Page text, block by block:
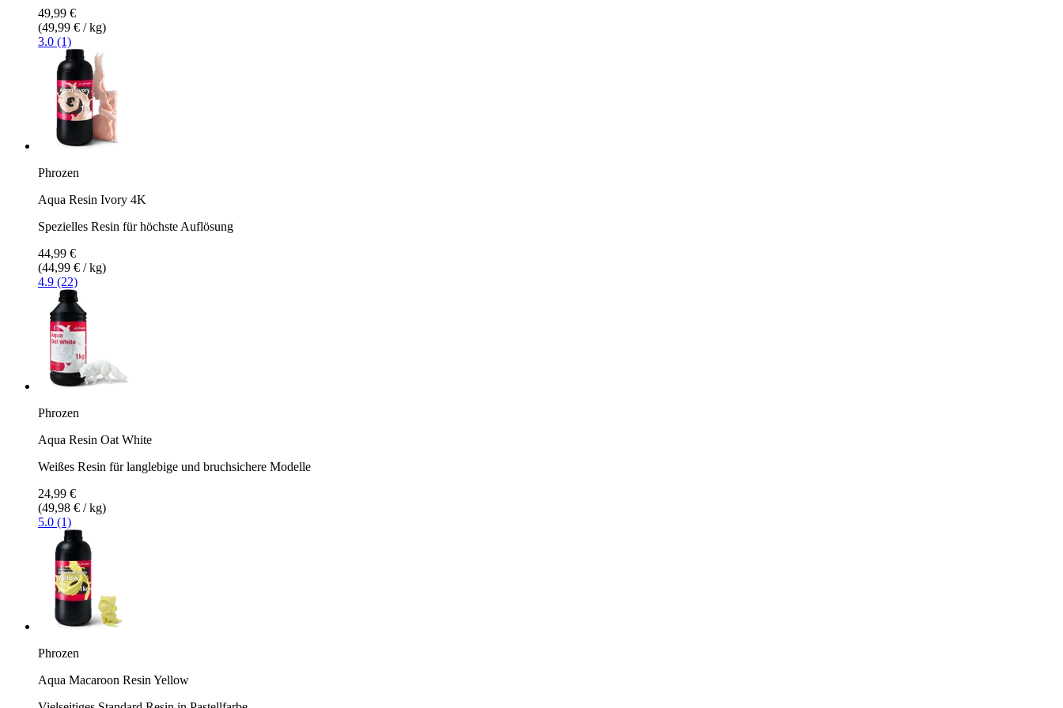
49,99 €
(49,99 € / kg)
3.0 (1)
Phrozen
Aqua Resin Ivory 4K
Spezielles Resin für höchste Auflösung
44,99 €
(44,99 € / kg)
4.9 (22)
Phrozen
Aqua Resin Oat White
Weißes Resin für langlebige und bruchsichere Modelle
24,99 €
(49,98 € / kg)
5.0 (1)
Phrozen
Aqua Macaroon Resin Yellow